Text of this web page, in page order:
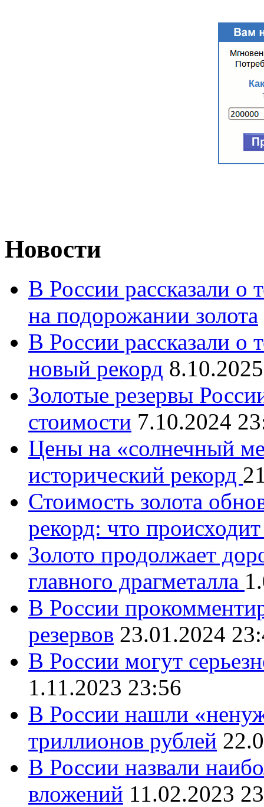
Новости
В России рассказали о
на подорожании золота
В России рассказали о
новый рекорд
Золотые резервы
стоимости 7.10.2024
Цены на «солнечный
исторический рекорд
Стоимость золота
рекорд: что
Золото продолжает
главного драгметалла
В России
резервов 23.01.2024
В России могут
1.11.2023 23:56
В России нашли
триллионов рублей
В России назвали
вложений 11.02.2023